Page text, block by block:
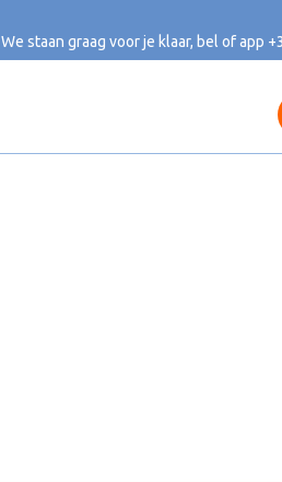
We staan graag voor je klaar, bel of app